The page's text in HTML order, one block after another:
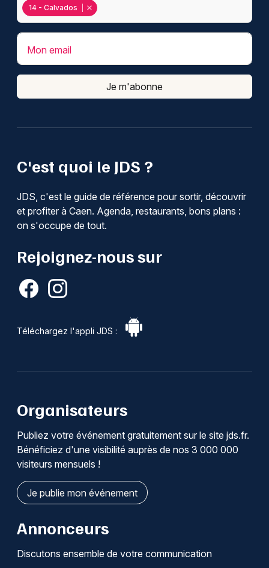
C'est quoi le JDS ?
JDS, c'est le guide de référence pour sortir, découvrir
et profiter à Caen. Agenda, restaurants, bons plans :
on s'occupe de tout.
Rejoignez-nous sur
Téléchargez l'appli JDS :
14 - Calvados
Mon email
Je m'abonne
Organisateurs
Publiez votre événement gratuitement sur le site jds.fr.
Bénéficiez d'une visibilité auprès de nos 3 000 000
visiteurs mensuels !
Je publie mon événement
Annonceurs
Discutons ensemble de votre communication